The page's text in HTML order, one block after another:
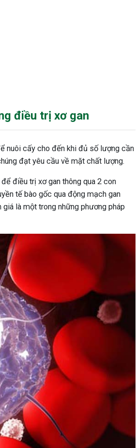
điều trị xơ gan
nuôi cấy cho đến khi đủ số lượng cần
đạt yêu cầu về mặt chất lượng.
điều trị xơ gan thông qua 2 con
tế bào gốc qua động mạch gan
là một trong những phương pháp